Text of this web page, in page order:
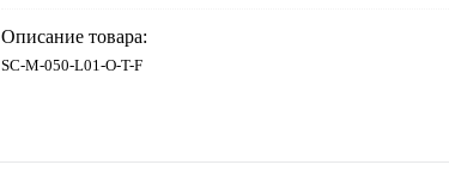
Описание товара:
SC-M-050-L01-O-T-F